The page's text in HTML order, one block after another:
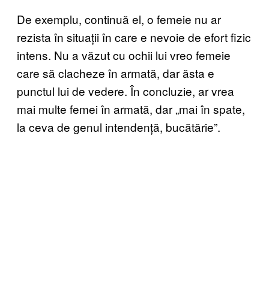
De exemplu, continuă el, o femeie nu ar
rezista în situații în care e nevoie de efort fizic
intens. Nu a văzut cu ochii lui vreo femeie
care să clacheze în armată, dar ăsta e
punctul lui de vedere. În concluzie, ar vrea
mai multe femei în armată, dar „mai în spate,
la ceva de genul intendență, bucătărie”.